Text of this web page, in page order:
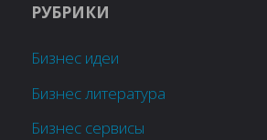
РУБРИКИ
Бизнес идеи
Бизнес литература
Бизнес сервисы